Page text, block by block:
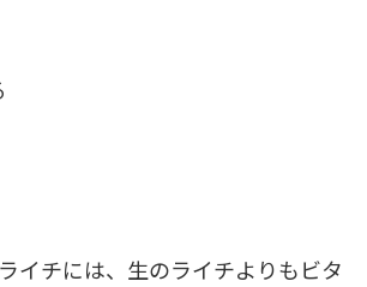
イチには、生のライチよりもビタ